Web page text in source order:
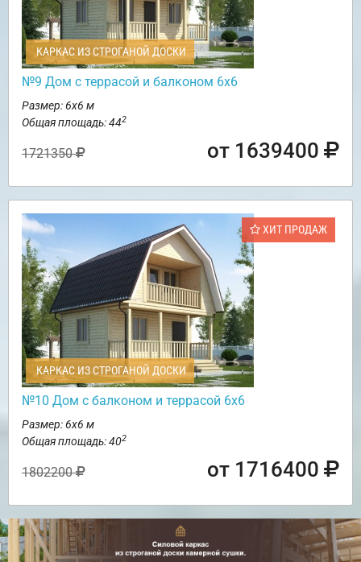
КАРКАС ИЗ СТРОГАНОЙ ДОСКИ
№9 Дом с террасой и балконом 6х6
Размер: 6х6 м
Общая площадь: 442
1721350 от 1639400
ХИТ ПРОДАЖ
КАРКАС ИЗ СТРОГАНОЙ ДОСКИ
№10 Дом с балконом и террасой 6х6
Размер: 6х6 м
Общая площадь: 402
1802200 от 1716400